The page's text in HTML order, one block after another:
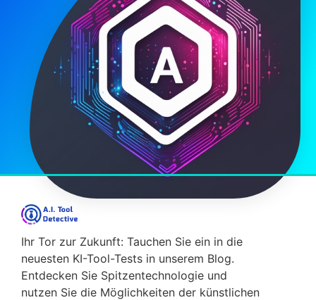
Ihr Tor zur Zukunft: Tauchen Sie ein in die
neuesten KI-Tool-Tests in unserem Blog.
Entdecken Sie Spitzentechnologie und
nutzen Sie die Möglichkeiten der künstlichen